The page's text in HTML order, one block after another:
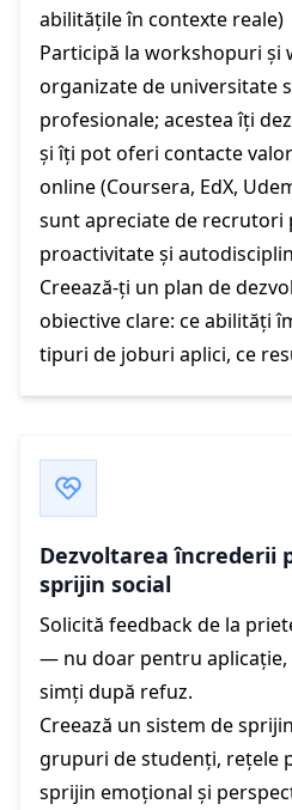
abilitățile în contexte reale)
Participă la workshopuri și
organizate de universitate
profesionale; acestea îți
și îți pot oferi contacte
online (Coursera, EdX,
sunt apreciate de recrutori
proactivitate și
Creează-ți un plan de
obiective clare: ce abilități
tipuri de joburi aplici, ce
Dezvoltarea încrederii
sprijin social
Solicită feedback de la
— nu doar pentru aplicație,
simți după refuz.
Creează un sistem de
grupuri de studenți, rețele
sprijin emoțional și